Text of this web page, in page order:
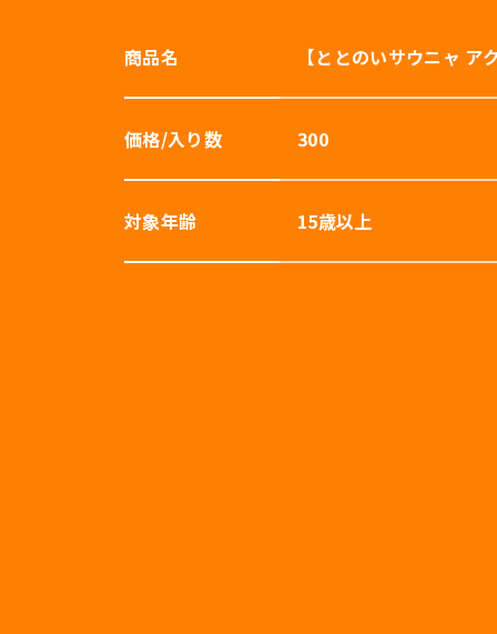
商品名 【ととのいサウニャ
価格/入り数 300
対象年齢 15歳以上